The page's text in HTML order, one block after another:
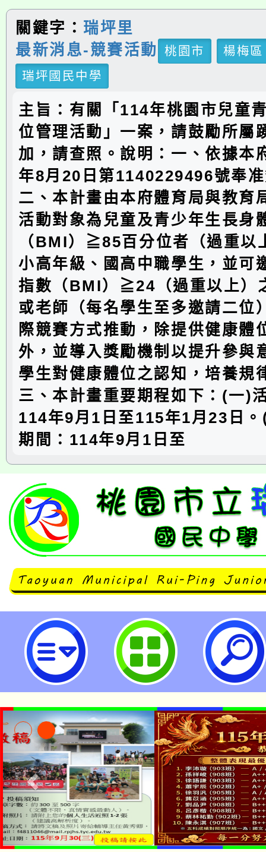
關鍵字： 瑞坪里
最新消息-競賽活動
桃園市
楊梅區
瑞坪國民中學
主旨：有關「114年桃園市兒童
位管理活動」一案，請鼓勵所屬
加，請查照。說明：一、依據本
年8月20日第1140229496號奉
二、本計畫由本府體育局與教育
活動對象為兒童及青少年生長身
（BMI）≧85百分位者（過重以
小高年級、國高中職學生，並可
指數（BMI）≧24（過重以上）
或老師（每名學生至多邀請二位
際競賽方式推動，除提供健康體
外，並導入獎勵機制以提升參與
學生對健康體位之認知，培養規
三、本計畫重要期程如下：(一)
114年9月1日至115年1月23日
期間：114年9月1日至
neilrpjhstyc網站設計者：徐嘉
「本色祭」8/29、30在